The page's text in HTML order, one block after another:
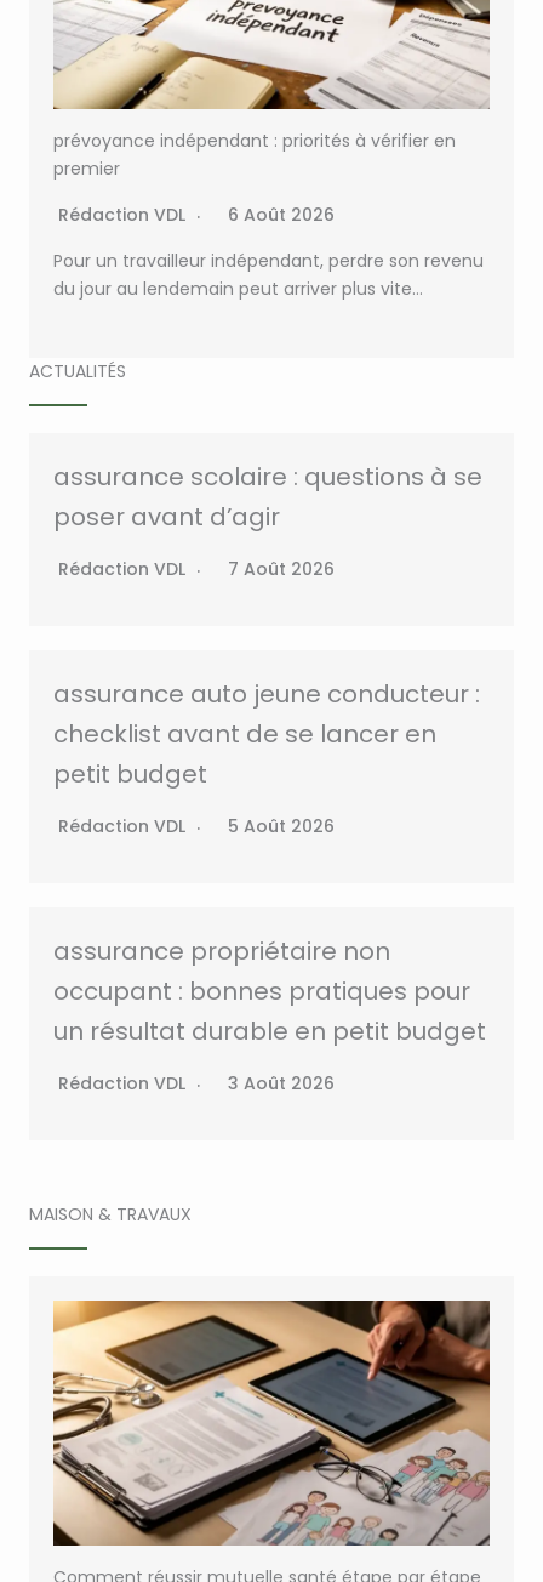
prévoyance indépendant : priorités à vérifier en
premier
Rédaction VDL
6 Août 2026
Pour un travailleur indépendant, perdre son revenu
du jour au lendemain peut arriver plus vite…
ACTUALITÉS
assurance scolaire : questions à se
poser avant d’agir
Rédaction VDL 7 Août 2026
assurance auto jeune conducteur :
checklist avant de se lancer en
petit budget
Rédaction VDL 5 Août 2026
assurance propriétaire non
occupant : bonnes pratiques pour
un résultat durable en petit budget
Rédaction VDL 3 Août 2026
MAISON & TRAVAUX
Comment réussir mutuelle santé étape par étape